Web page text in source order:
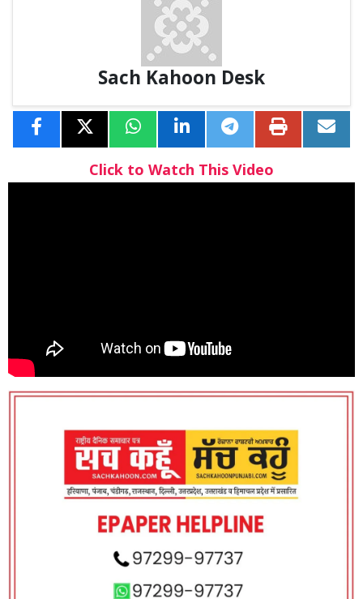
Sach Kahoon Desk
Click to Watch This Video